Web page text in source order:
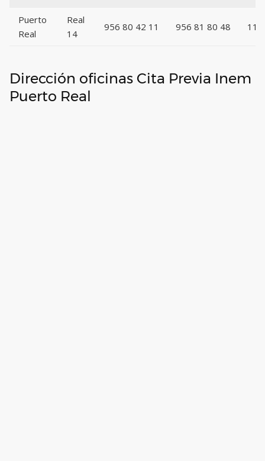
Puerto
Real
Real
14
956 80 42 11 956 81 80 48
Dirección oficinas Cita Previa Inem
Puerto Real